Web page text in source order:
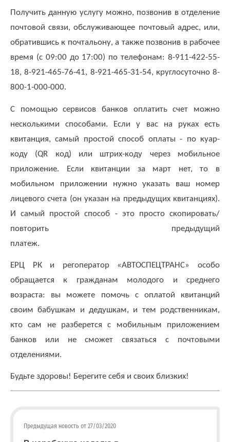
в
запросах
обязательно
указывать
№
договора)
запросы
на
почту
info@rotko10.ru
;
Для
физических
abon@eirz-
karelia.ru
;
8
59 46
07
(или
по
номеру
телефона,
указанному
в
части
квитанции)
(8142)
Получить данную услугу можно, позвонив в отделение
почтовой связи, обслуживающее почтовый адрес, или,
обратившись к почтальону, а также позвонив в рабочее
время (с 09:00 до 17:00) по телефонам: 8-911-422-55-
18, 8-921-465-76-41, 8-921-465-31-54, круглосуточно 8-
800-1-000-000.
С помощью сервисов банков оплатить счет можно
несколькими способами. Если у вас на руках есть
квитанция, самый простой способ оплаты - по куар-
коду (QR код) или штрих-коду через мобильное
приложение. Если квитанции за март нет, то в
мобильном приложении нужно указать ваш номер
лицевого счета (он указан на предыдущих квитанциях).
И самый простой способ - это просто скопировать/
повторить предыдущий
платеж.
ЕРЦ РК и регоператор «АВТОСПЕЦТРАНС» особо
обращается к гражданам молодого и среднего
возраста: вы можете помочь с оплатой квитанций
своим бабушкам и дедушкам, и тем родственникам,
кто сам не разберется с мобильным приложением
банков или не сможет связаться с почтовыми
отделениями.
Будьте здоровы! Берегите себя и своих близких!
Предыдущая новость от 27/03/2020